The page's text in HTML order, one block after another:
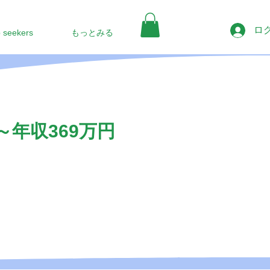
seekers もっとみる ロ
年収369万円